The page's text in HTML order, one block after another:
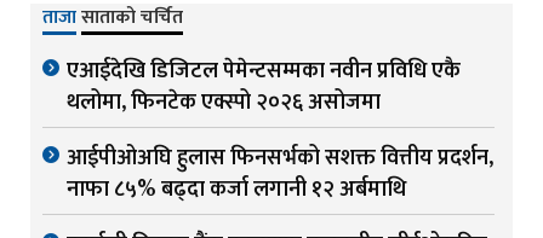
ताजासाताको चर्चित
एआईदेखि डिजिटल पेमेन्टसम्मका नवीन प्रविधि एकै
थलोमा, फिनटेक एक्स्पो २०२६ असोजमा
आईपीओअघि हुलास फिनसर्भको सशक्त वित्तीय प्रदर्शन,
नाफा ८५% बढ्दा कर्जा लगानी १२ अर्बमाथि